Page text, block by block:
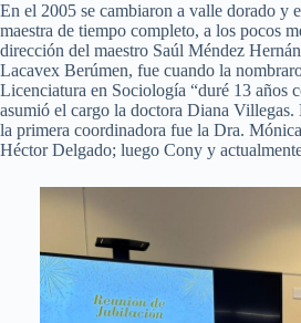
En el 2005 se cambiaron a valle dorado y
maestra de tiempo completo, a los pocos
dirección del maestro Saúl Méndez
Lacavex Berúmen, fue cuando la
Licenciatura en Sociología “duré 13 años
asumió el cargo la doctora Diana Villegas.
la primera coordinadora fue la Dra.
Héctor Delgado; luego Cony y